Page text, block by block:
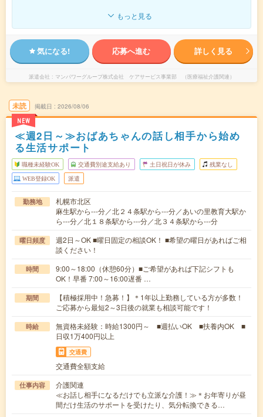
もっと見る
気になる! 応募へ進む 詳しく見る
派遣会社 マンパワーグループ株式会社 ケアサービス事業部 （医療福祉介護関連）
未読
NEW
掲載日 2026/08/06
≪週2日～≫おばあちゃんの話し相手から始め
る生活サポート
職種未経験OK 交通費別途支給あり 土日祝日が休み 残業なし
WEB登録OK 派遣
勤務地
札幌市北区
麻生駅から---分／北２４条駅から---分／あいの里教育大駅か
ら---分／北１８条駅から---分／北３４条駅から---分
曜日頻度
週2日～OK ■曜日固定の相談OK！ ■希望の曜日があればご相
談ください！
時間
9:00～18:00（休憩60分）■ご希望があれば下記シフトも
OK！早番 7:00～16:00遅番 …
期間
【積極採用中！急募！】＊1年以上勤務している方が多数！
ご応募から最短2～3日後の就業も相談可能です！
時給
無資格未経験：時給1300円～ ■週払いOK ■扶養内OK ■
日収1万400円以上
交通費
交通費全額支給
仕事内容
介護関連
≪お話し相手になるだけでも立派な介護！≫＊お年寄りが昼
間だけ生活のサポートを受けたり、気分転換できる…